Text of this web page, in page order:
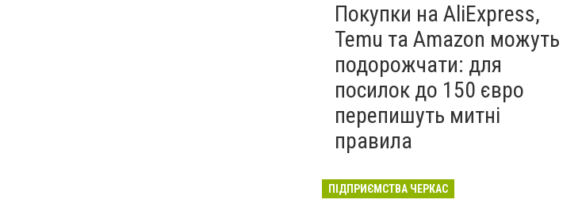
Покупки на AliExpress,
Temu та Amazon можуть
подорожчати: для
посилок до 150 євро
перепишуть митні
правила
ПІДПРИЄМСТВА ЧЕРКАС